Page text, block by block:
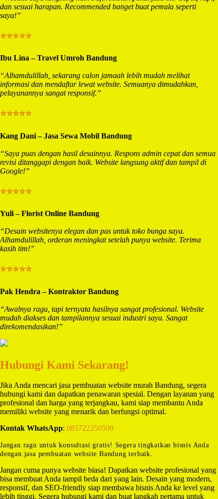
dan sesuai harapan. Recommended banget buat pemula seperti
saya!”
⭐⭐⭐⭐⭐
Ibu Lina – Travel Umroh Bandung
“Alhamdulillah, sekarang calon jamaah lebih mudah melihat
informasi dan mendaftar lewat website. Semuanya dimudahkan,
pelayanannya sangat responsif.”
⭐⭐⭐⭐⭐
Kang Dani – Jasa Sewa Mobil Bandung
“Saya puas dengan hasil desainnya. Respons admin cepat dan semua
revisi ditanggapi dengan baik. Website langsung aktif dan tampil di
Google!”
⭐⭐⭐⭐⭐
Yuli – Florist Online Bandung
“Desain websitenya elegan dan pas untuk toko bunga saya.
Alhamdulillah, orderan meningkat setelah punya website. Terima
kasih tim!”
⭐⭐⭐⭐⭐
Pak Hendra – Kontraktor Bandung
“Awalnya ragu, tapi ternyata hasilnya sangat profesional. Website
mudah diakses dan tampilannya sesuai industri saya. Sangat
direkomendasikan!”
Hubungi Kami Sekarang!
Jika Anda mencari jasa pembuatan website murah Bandung, segera
hubungi kami dan dapatkan penawaran spesial. Dengan layanan yang
profesional dan harga yang terjangkau, kami siap membantu Anda
memiliki website yang menarik dan berfungsi optimal.
Kontak WhatsApp: 085722250509
Jangan ragu untuk konsultasi gratis! Segera tingkatkan bisnis Anda
dengan jasa pembuatan website Bandung terbaik.
Jangan cuma punya website biasa! Dapatkan website profesional yang
bisa membuat Anda tampil beda dari yang lain. Desain yang modern,
responsif, dan SEO-friendly siap membawa bisnis Anda ke level yang
lebih tinggi. Segera hubungi kami dan buat langkah pertama untuk